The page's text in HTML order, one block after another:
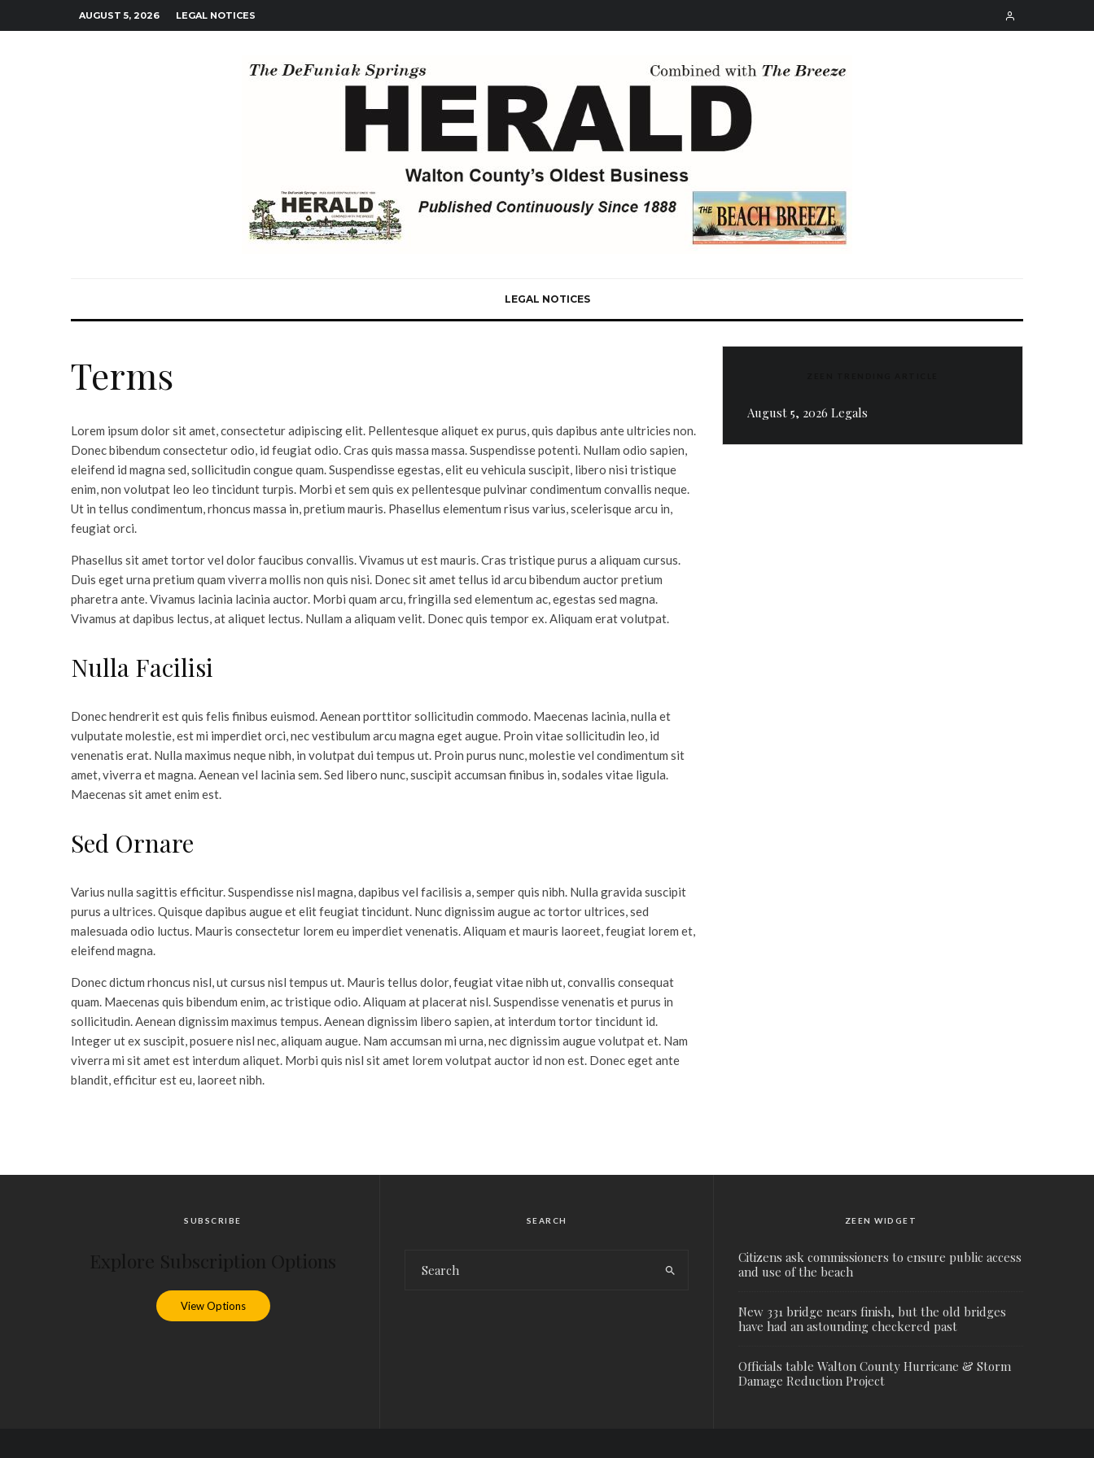
AUGUST 5, 2026 LEGAL NOTICES
LEGAL NOTICES
Terms
Lorem ipsum dolor sit amet, consectetur adipiscing elit. Pellentesque aliquet ex purus, quis dapibus ante ultricies non.
Donec bibendum consectetur odio, id feugiat odio. Cras quis massa massa. Suspendisse potenti. Nullam odio sapien,
eleifend id magna sed, sollicitudin congue quam. Suspendisse egestas, elit eu vehicula suscipit, libero nisi tristique
enim, non volutpat leo leo tincidunt turpis. Morbi et sem quis ex pellentesque pulvinar condimentum convallis neque.
Ut in tellus condimentum, rhoncus massa in, pretium mauris. Phasellus elementum risus varius, scelerisque arcu in,
feugiat orci.
Phasellus sit amet tortor vel dolor faucibus convallis. Vivamus ut est mauris. Cras tristique purus a aliquam cursus.
Duis eget urna pretium quam viverra mollis non quis nisi. Donec sit amet tellus id arcu bibendum auctor pretium
pharetra ante. Vivamus lacinia lacinia auctor. Morbi quam arcu, fringilla sed elementum ac, egestas sed magna.
Vivamus at dapibus lectus, at aliquet lectus. Nullam a aliquam velit. Donec quis tempor ex. Aliquam erat volutpat.
Nulla Facilisi
Donec hendrerit est quis felis finibus euismod. Aenean porttitor sollicitudin commodo. Maecenas lacinia, nulla et
vulputate molestie, est mi imperdiet orci, nec vestibulum arcu magna eget augue. Proin vitae sollicitudin leo, id
venenatis erat. Nulla maximus neque nibh, in volutpat dui tempus ut. Proin purus nunc, molestie vel condimentum sit
amet, viverra et magna. Aenean vel lacinia sem. Sed libero nunc, suscipit accumsan finibus in, sodales vitae ligula.
Maecenas sit amet enim est.
Sed Ornare
Varius nulla sagittis efficitur. Suspendisse nisl magna, dapibus vel facilisis a, semper quis nibh. Nulla gravida suscipit
purus a ultrices. Quisque dapibus augue et elit feugiat tincidunt. Nunc dignissim augue ac tortor ultrices, sed
malesuada odio luctus. Mauris consectetur lorem eu imperdiet venenatis. Aliquam et mauris laoreet, feugiat lorem et,
eleifend magna.
Donec dictum rhoncus nisl, ut cursus nisl tempus ut. Mauris tellus dolor, feugiat vitae nibh ut, convallis consequat
quam. Maecenas quis bibendum enim, ac tristique odio. Aliquam at placerat nisl. Suspendisse venenatis et purus in
sollicitudin. Aenean dignissim maximus tempus. Aenean dignissim libero sapien, at interdum tortor tincidunt id.
Integer ut ex suscipit, posuere nisl nec, aliquam augue. Nam accumsan mi urna, nec dignissim augue volutpat et. Nam
viverra mi sit amet est interdum aliquet. Morbi quis nisl sit amet lorem volutpat auctor id non est. Donec eget ante
blandit, efficitur est eu, laoreet nibh.
August 5, 2026 Legals
SUBSCRIBE
View Options
SEARCH ZEEN WIDGET
Citizens ask commissioners to ensure public access
and use of the beach
New 331 bridge nears finish, but the old bridges
have had an astounding checkered past
Officials table Walton County Hurricane & Storm
Damage Reduction Project